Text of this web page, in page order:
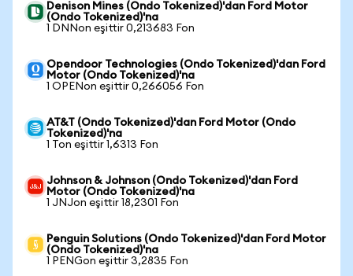
Denison Mines (Ondo Tokenized)'dan Ford Motor
(Ondo Tokenized)'na
1 DNNon eşittir 0,213683 Fon
Opendoor Technologies (Ondo Tokenized)'dan Ford
Motor (Ondo Tokenized)'na
1 OPENon eşittir 0,266056 Fon
AT&T (Ondo Tokenized)'dan Ford Motor (Ondo
Tokenized)'na
1 Ton eşittir 1,6313 Fon
Johnson & Johnson (Ondo Tokenized)'dan Ford
Motor (Ondo Tokenized)'na
1 JNJon eşittir 18,2301 Fon
Penguin Solutions (Ondo Tokenized)'dan Ford Motor
(Ondo Tokenized)'na
1 PENGon eşittir 3,2835 Fon